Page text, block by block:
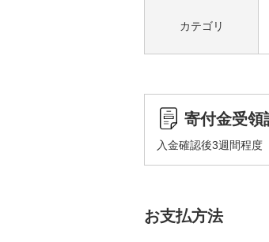
カテゴリ
寄付金受領
入金確認後3週間程度
お支払方法